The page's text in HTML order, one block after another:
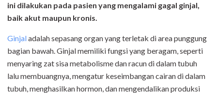
ini dilakukan pada pasien yang mengalami gagal ginjal,
baik akut maupun kronis.
Ginjaladalah sepasang organ yang terletak di area punggung
bagian bawah. Ginjal memiliki fungsi yang beragam, seperti
menyaring zat sisa metabolisme dan racun di dalam tubuh
lalu membuangnya, mengatur keseimbangan cairan di dalam
tubuh, menghasilkan hormon, dan mengendalikan produksi